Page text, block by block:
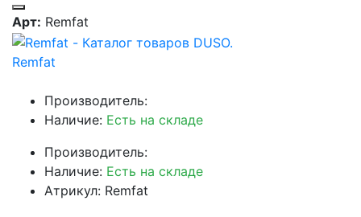
Арт: Remfat
Remfat
Производитель:
Наличие: Есть на складе
Производитель:
Наличие: Есть на складе
Атрикул: Remfat